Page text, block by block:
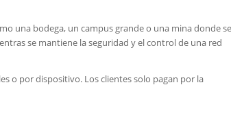
una bodega, un campus grande o una mina donde se
se mantiene la seguridad y el control de una red
o por dispositivo. Los clientes solo pagan por la